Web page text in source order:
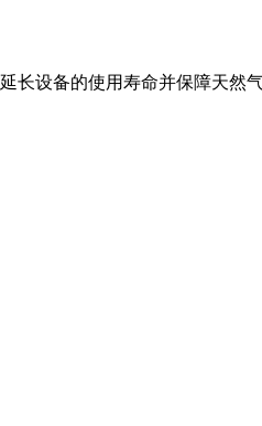
长设备的使用寿命并保障天然